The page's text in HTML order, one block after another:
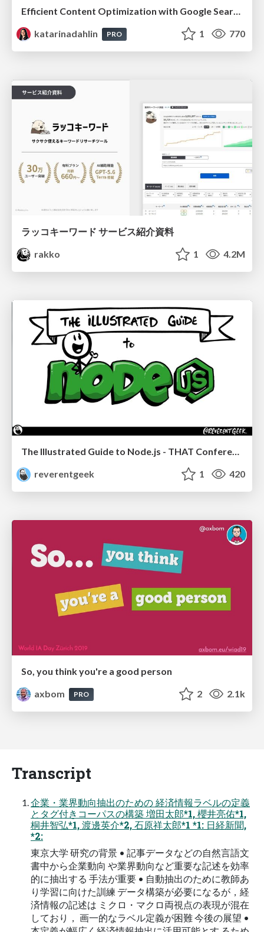
Efficient Content Optimization with Google Search Console & Apps Script
katarinadahlin
PRO 1 770
ラッコキーワード サービス紹介資料
rakko
1 4.2M
The Illustrated Guide to Node.js - THAT Conference 2024
reverentgeek
1 420
So, you think you're a good person
axbom
PRO 2 2.1k
Transcript
企業・業界動向抽出のための 経済情報ラベルの定義
とタグ付きコーパスの構築 増田太郎*1, 櫻井亮佑*1,
桐井智弘*1, 渡邊英介*2, 石原祥太郎*1 *1: 日経新聞,
*2:
東京大学 研究の背景 • 記事データなどの自然言語文
書中から企業動向 や業界動向など重要な記述を効率
的に抽出する 手法が重要 • 自動抽出のために教師あ
り学習に向けた訓練 データ構築が必要になるが，経
済情報の記述は ミクロ・マクロ両視点の表現が混在
しており， 画一的なラベル定義が困難 今後の展望 •